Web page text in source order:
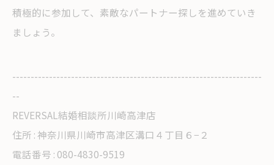
積極的に参加して、素敵なパートナー探しを進めていき
ましょう。
--------------------------------------------------------------------
--
REVERSAL結婚相談所川崎高津店
住所 : 神奈川県川崎市高津区溝口４丁目６−２
電話番号 : 080-4830-9519